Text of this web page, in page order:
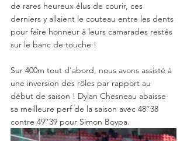
de rares heureux élus de courir, ces
derniers y allaient le couteau entre les dents
pour faire honneur à leurs camarades restés
sur le banc de touche !
Sur 400m tout d'abord, nous avons assisté à
une inversion des rôles par rapport au
début de saison ! Dylan Chesneau abaisse
sa meilleure perf de la saison avec 48’’38
contre 49’’39 pour Simon Boypa.